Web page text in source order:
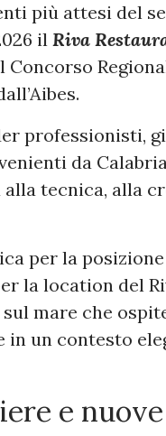
più attesi del
il Riva
professionisti,
da
tecnica, alla
per la
la location del
mare che
un contesto
e nuove